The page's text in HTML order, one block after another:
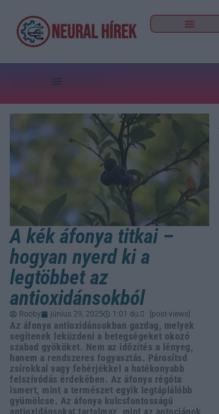
A kék áfonya titkai –
hogyan nyerd ki a
legtöbbet az
antioxidánsokból
Rooby június 29, 2025 1:01 du. [post-views]
Az áfonya antioxidánsokban gazdag, melyek
segítenek leküzdeni a betegségeket okozó
szabad gyököket. Nem az időzítés a lényeg,
hanem a rendszeres fogyasztás. Párosítsd
zsírokkal vagy fehérjékkel a hatékonyabb
felszívódás érdekében. Az áfonya régóta
ismert, mint a természet egyik legtáplálóbb
gyümölcse. Az áfonya kulcsfontosságú
antioxidánsokat tartalmaz, mint az antociánok,